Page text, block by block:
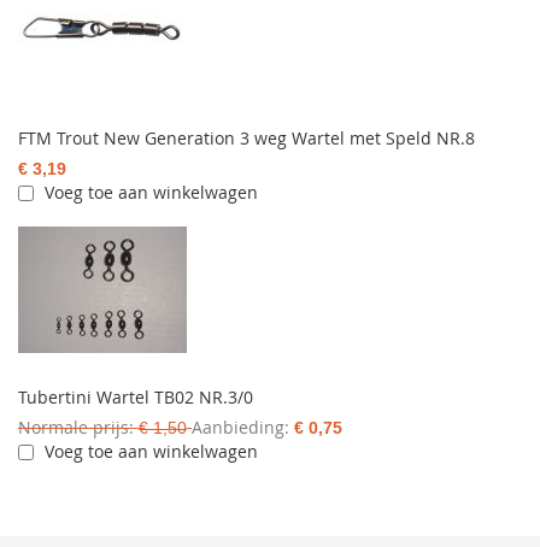
FTM Trout New Generation 3 weg Wartel met Speld NR.8
€ 3,19
Voeg toe aan winkelwagen
Tubertini Wartel TB02 NR.3/0
Normale prijs € 1,50 Aanbieding € 0,75
Voeg toe aan winkelwagen